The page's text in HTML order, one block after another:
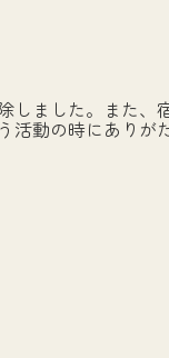
ました。また、
動の時にありが